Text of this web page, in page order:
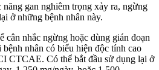
gan nghiêm trọng xảy ra, ngừng
ở những bệnh nhân này.
cân nhắc ngừng hoặc dùng gián đoạn
nhân có biểu hiện độc tính cao
CTCAE. Có thể bắt đầu sử dụng lại ở